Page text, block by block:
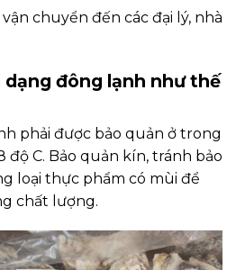
chuyển đến các đại lý, nhà
dạng đông lạnh như thế
phải được bảo quản ở trong
độ C. Bảo quản kín, tránh bảo
loại thực phẩm có mùi để
chất lượng.